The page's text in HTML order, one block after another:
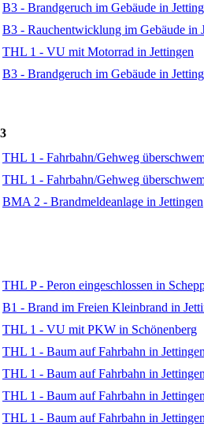
B3 - Brandgeruch im Gebäude in
B3 - Rauchentwicklung im Gebäude in
THL 1 - VU mit Motorrad in Jettingen
B3 - Brandgeruch im Gebäude in
THL 1 - Fahrbahn/Gehweg
THL 1 - Fahrbahn/Gehweg
BMA 2 - Brandmeldeanlage in Jettingen
THL P - Peron eingeschlossen in
B1 - Brand im Freien Kleinbrand in
THL 1 - VU mit PKW in Schönenberg
THL 1 - Baum auf Fahrbahn in Jettingen
THL 1 - Baum auf Fahrbahn in Jettingen
THL 1 - Baum auf Fahrbahn in Jettingen
THL 1 - Baum auf Fahrbahn in Jettingen